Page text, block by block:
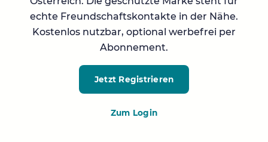
echte Freundschaftskontakte in der Nähe.
Kostenlos nutzbar, optional werbefrei per
Abonnement.
Jetzt Registrieren
Zum Login